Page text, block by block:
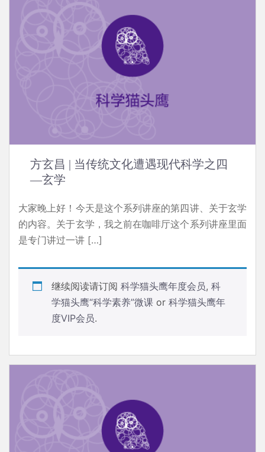
方玄昌 | 当传统文化遭遇现代科学之四
—玄学
大家晚上好！今天是这个系列讲座的第四讲、关于玄学
的内容。关于玄学，我之前在咖啡厅这个系列讲座里面
是专门讲过一讲 […]
继续阅读请订阅 科学猫头鹰年度会员, 科
学猫头鹰“科学素养”微课 or 科学猫头鹰年
度VIP会员.